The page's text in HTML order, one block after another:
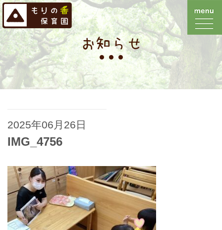
お知らせ
2025年06月26日
IMG_4756